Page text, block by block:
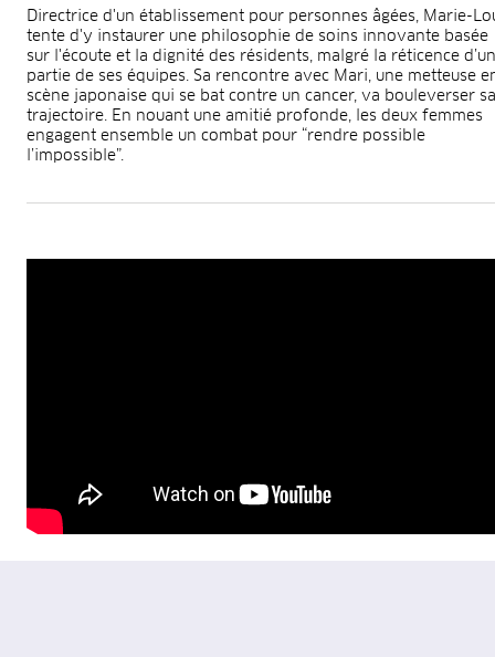
Directrice d'un établissement pour personnes âgées, Marie-
tente d'y instaurer une philosophie de soins innovante basée
sur l'écoute et la dignité des résidents, malgré la réticence
partie de ses équipes. Sa rencontre avec Mari, une metteuse
scène japonaise qui se bat contre un cancer, va bouleverser sa
trajectoire. En nouant une amitié profonde, les deux femmes
engagent ensemble un combat pour “rendre possible
l’impossible”.